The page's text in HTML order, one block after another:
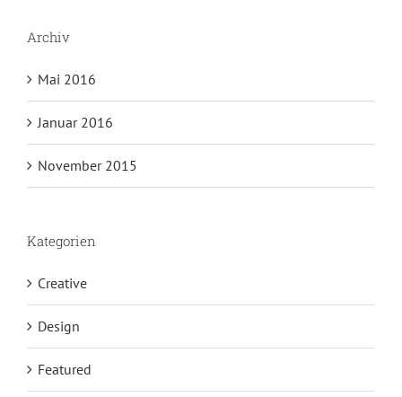
Archiv
Mai 2016
Januar 2016
November 2015
Kategorien
Creative
Design
Featured